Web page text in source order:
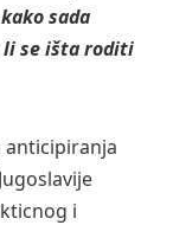
sada
li se išta roditi
i